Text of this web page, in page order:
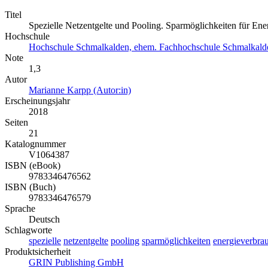
Titel
Spezielle Netzentgelte und Pooling. Sparmöglichkeiten für
Hochschule
Hochschule Schmalkalden, ehem. Fachhochschule
Note
1,3
Autor
Marianne Karpp (Autor:in)
Erscheinungsjahr
2018
Seiten
21
Katalognummer
V1064387
ISBN (eBook)
9783346476562
ISBN (Buch)
9783346476579
Sprache
Deutsch
Schlagworte
spezielle netzentgelte pooling sparmöglichkeiten
Produktsicherheit
GRIN Publishing GmbH